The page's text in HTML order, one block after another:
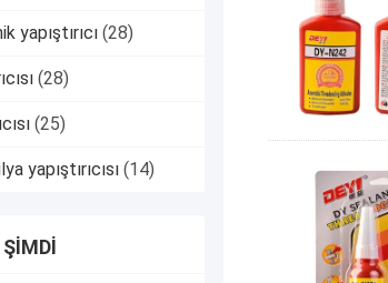
yapıştırıcı (28)
(28)
(25)
yapıştırıcısı (14)